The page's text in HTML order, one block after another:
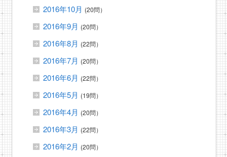
2016年10月 (20問）
2016年9月 (20問）
2016年8月 (22問）
2016年7月 (20問）
2016年6月 (22問）
2016年5月 (19問）
2016年4月 (20問）
2016年3月 (22問）
2016年2月 (20問）